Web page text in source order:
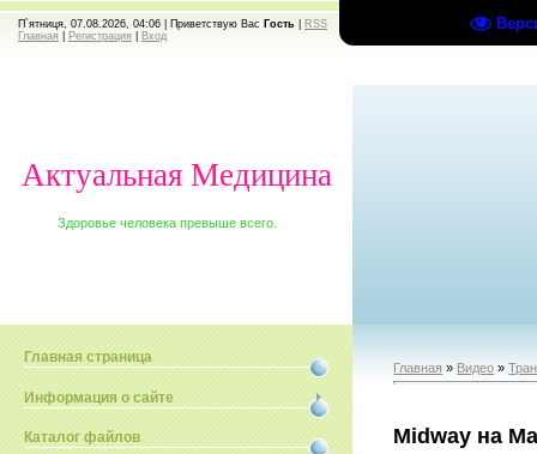
П`ятниця, 07.08.2026, 04:06 | Приветствую Вас Гость
RSS
Главная
Регистрация Вход
Актуальная Медицина
Здоровье человека превыше всего.
Главная страница
Информация о сайте
Каталог файлов
Главная » Видео »
Midway на